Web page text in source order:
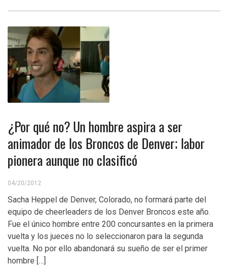
¿Por qué no? Un hombre aspira a ser
animador de los Broncos de Denver; labor
pionera aunque no clasificó
04/20/2012
Sacha Heppel de Denver, Colorado, no formará parte del
equipo de cheerleaders de los Denver Broncos este año.
Fue el único hombre entre 200 concursantes en la primera
vuelta y los jueces no lo seleccionaron para la segunda
vuelta. No por ello abandonará su sueño de ser el primer
hombre […]